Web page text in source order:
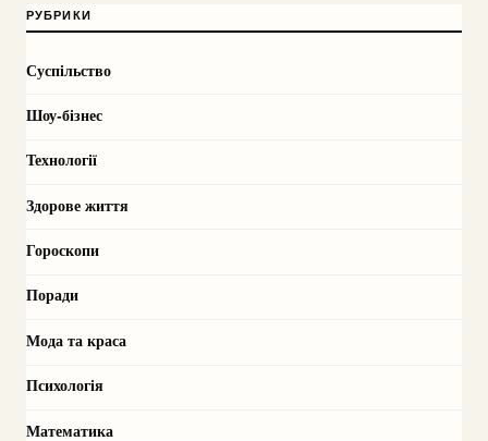
РУБРИКИ
Суспільство
Шоу-бізнес
Технології
Здорове життя
Гороскопи
Поради
Мода та краса
Психологія
Математика